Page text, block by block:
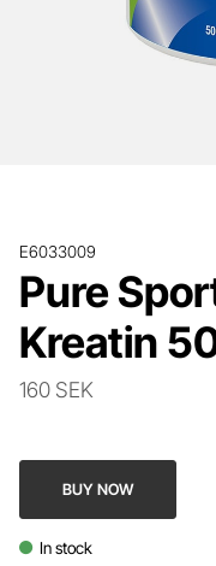
E6033009
Pure
Kreatin
160 SEK
BUY NOW
In stock